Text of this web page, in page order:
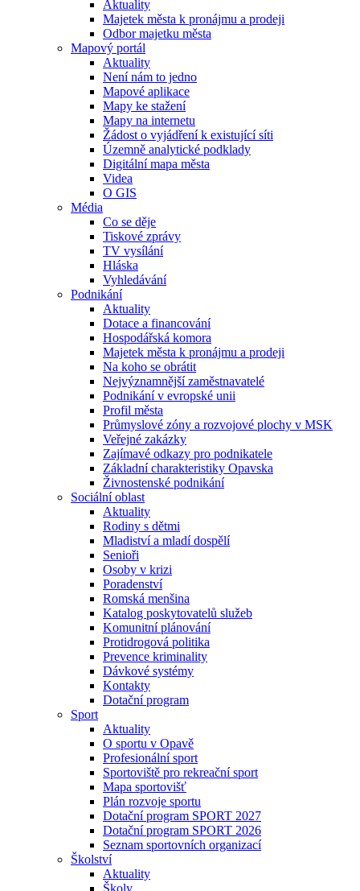
Aktuality
Majetek města k pronájmu a prodeji
Odbor majetku města
Mapový portál
Aktuality
Není nám to jedno
Mapové aplikace
Mapy ke stažení
Mapy na internetu
Žádost o vyjádření k existující síti
Územně analytické podklady
Digitální mapa města
Videa
O GIS
Média
Co se děje
Tiskové zprávy
TV vysílání
Hláska
Vyhledávání
Podnikání
Aktuality
Dotace a financování
Hospodářská komora
Majetek města k pronájmu a prodeji
Na koho se obrátit
Nejvýznamnější zaměstnavatelé
Podnikání v evropské unii
Profil města
Průmyslové zóny a rozvojové plochy v MSK
Veřejné zakázky
Zajímavé odkazy pro podnikatele
Základní charakteristiky Opavska
Živnostenské podnikání
Sociální oblast
Aktuality
Rodiny s dětmi
Mladiství a mladí dospělí
Senioři
Osoby v krizi
Poradenství
Romská menšina
Katalog poskytovatelů služeb
Komunitní plánování
Protidrogová politika
Prevence kriminality
Dávkové systémy
Kontakty
Dotační program
Sport
Aktuality
O sportu v Opavě
Profesionální sport
Sportoviště pro rekreační sport
Mapa sportovišť
Plán rozvoje sportu
Dotační program SPORT 2027
Dotační program SPORT 2026
Seznam sportovních organizací
Školství
Aktuality